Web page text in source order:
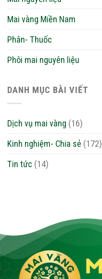
Mai vàng Miền Nam
Phân- Thuốc
Phôi mai nguyên liệu
DANH MỤC BÀI VIẾT
Dịch vụ mai vàng (16)
Kinh nghiệm- Chia sẻ (172)
Tin tức (14)